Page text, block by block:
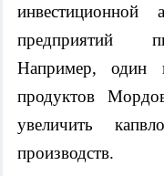
инвестиционной
предприятий
Например, один
продуктов
увеличить кап
производств.